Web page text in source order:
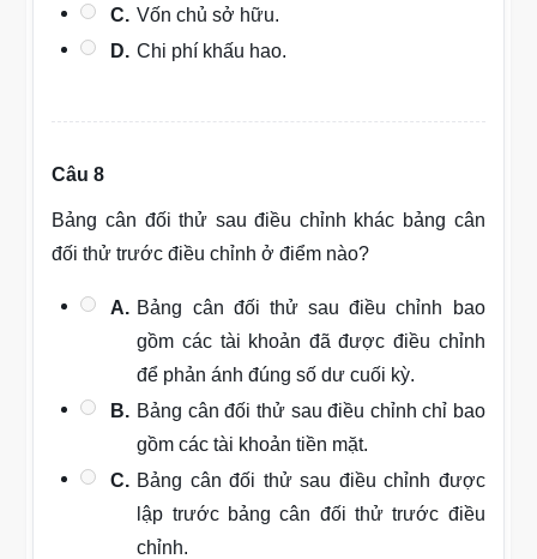
C. Vốn chủ sở hữu.
D. Chi phí khấu hao.
Câu 8
Bảng cân đối thử sau điều chỉnh khác bảng cân
đối thử trước điều chỉnh ở điểm nào?
A. Bảng cân đối thử sau điều chỉnh bao
gồm các tài khoản đã được điều chỉnh
để phản ánh đúng số dư cuối kỳ.
B. Bảng cân đối thử sau điều chỉnh chỉ bao
gồm các tài khoản tiền mặt.
C. Bảng cân đối thử sau điều chỉnh được
lập trước bảng cân đối thử trước điều
chỉnh.